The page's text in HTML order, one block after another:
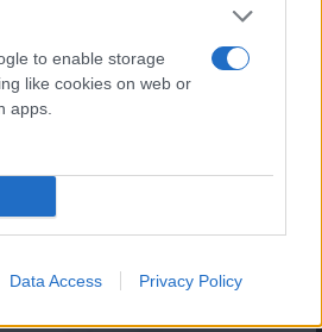
to enable storage
like cookies on web or
apps.
Data Access Privacy Policy
τραυματίστηκαν οδηγός
στο Γενικό Νοσοκομείο
δεν έχει γίνει γνωστό εάν
του σπιτιού.